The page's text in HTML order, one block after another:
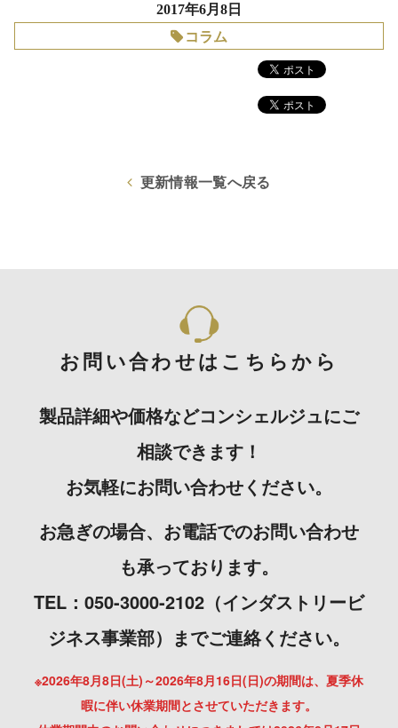
2017年6月8日
コラム
更新情報一覧へ戻る
お問い合わせはこちらから
製品詳細や価格などコンシェルジュにご
相談できます！
お気軽にお問い合わせください。
お急ぎの場合、お電話でのお問い合わせ
も承っております。
TEL：050-3000-2102（インダストリービ
ジネス事業部）までご連絡ください。
※2026年8月8日(土)～2026年8月16日(日)の期間は、夏季休
暇に伴い休業期間とさせていただきます。